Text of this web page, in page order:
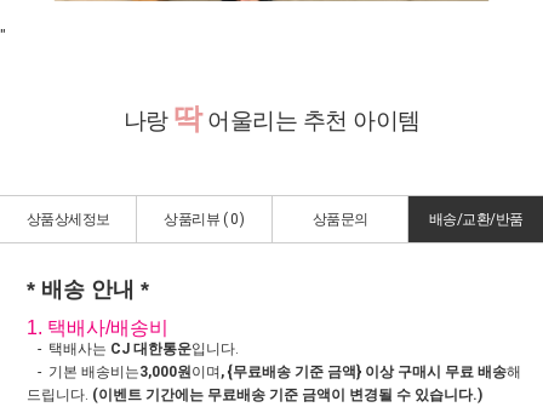
"
나랑 딱어울리는 추천 아이템
상품상세정보 상품리뷰 ( 0) 상품문의 배송/교환/반품
* 배송 안내 *
1. 택배사/배송비
- 택배사는 CJ 대한통운입니다.
- 기본 배송비는3,000원이며 , {무료배송 기준 금액} 이상 구매시 무료 배송해
드립니다. (이벤트 기간에는 무료배송 기준 금액이 변경될 수 있습니다.)